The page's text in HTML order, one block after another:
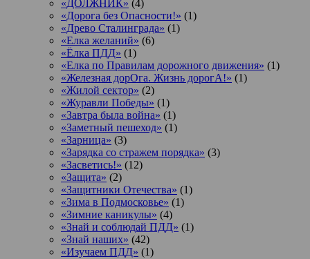
«ДОЛЖНИК» (4)
«Дорога без Опасности!» (1)
«Древо Сталинграда» (1)
«Елка желаний» (6)
«Ёлка ПДД» (1)
«Елка по Правилам дорожного движения» (1)
«Железная дорОга. Жизнь дорогА!» (1)
«Жилой сектор» (2)
«Журавли Победы» (1)
«Завтра была война» (1)
«Заметный пешеход» (1)
«Зарница» (3)
«Зарядка со стражем порядка» (3)
«Засветись!» (12)
«Защита» (2)
«Защитники Отечества» (1)
«Зима в Подмосковье» (1)
«Зимние каникулы» (4)
«Знай и соблюдай ПДД» (1)
«Знай наших» (42)
«Изучаем ПДД» (1)